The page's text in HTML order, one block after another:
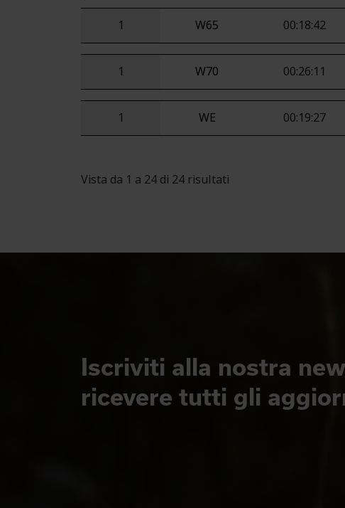
1 W65 00:18:42
1 W70 00:26:11
1 WE 00:19:27
Vista da 1 a 24 di 24 risultati
Iscriviti alla nostra
ricevere tutti gli